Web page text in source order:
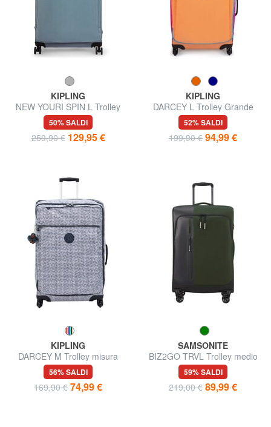
KIPLING
NEW YOURI SPIN L Trolley
misura grande
50% SALDI
259,90 € 129,95 €
KIPLING
DARCEY L Trolley Grande
52% SALDI
199,90 € 94,99 €
KIPLING
DARCEY M Trolley misura
media
56% SALDI
169,90 € 74,99 €
SAMSONITE
BIZ2GO TRVL Trolley medio
espandibile
59% SALDI
219,00 € 89,99 €